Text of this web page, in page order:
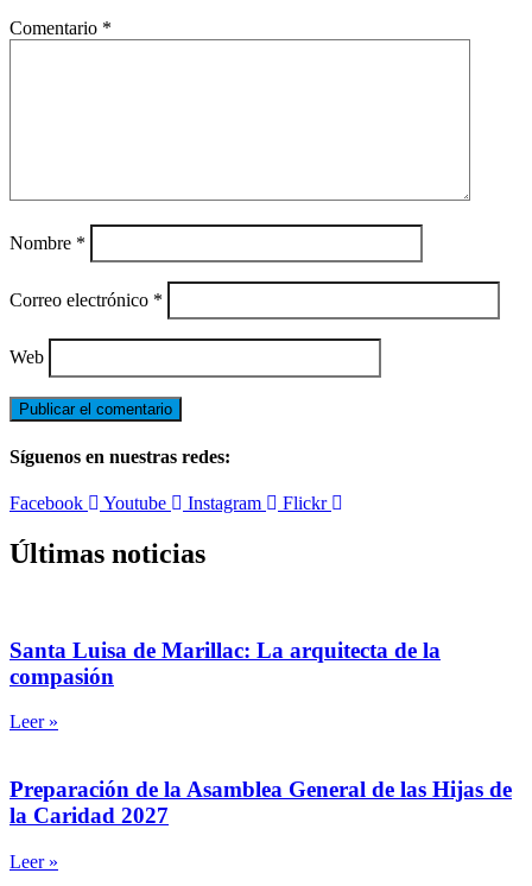
Comentario *
Nombre *
Correo electrónico *
Web
Síguenos en nuestras redes:
Facebook Youtube Instagram Flickr
Últimas noticias
Santa Luisa de Marillac: La arquitecta de la
compasión
Leer »
Preparación de la Asamblea General de las Hijas de
la Caridad 2027
Leer »